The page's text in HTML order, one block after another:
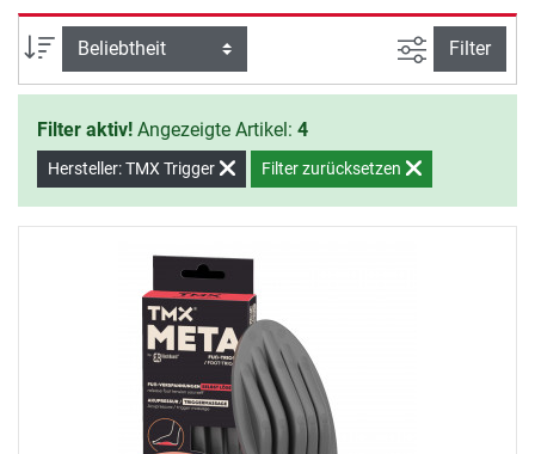
den Willen zeigen, mit dem Training zu beginnen.
Sortierung
Ansicht
Filter
Filter aktiv! Angezeigte Artikel: 4
Hersteller: TMX Trigger Filter zurücksetzen